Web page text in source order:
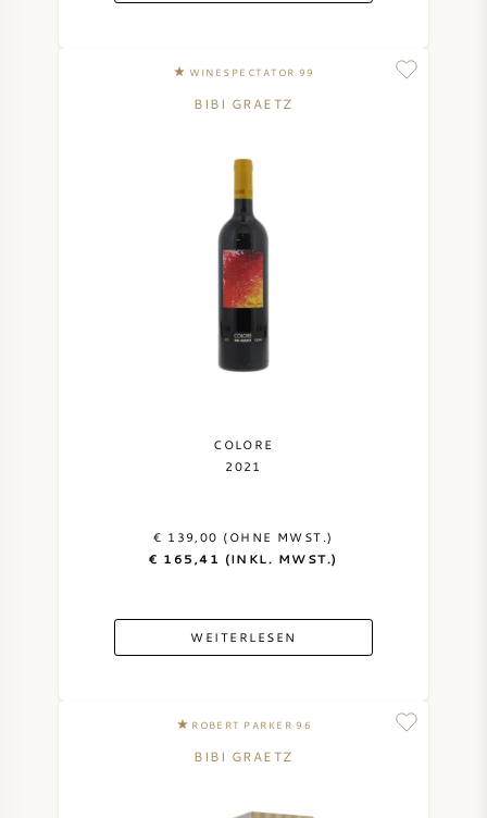
WINESPECTATOR 99
BIBI GRAETZ
COLORE
2021
€ 139,00 (OHNE MWST.)
€ 165,41 (INKL. MWST.)
WEITERLESEN
ROBERT PARKER 96
BIBI GRAETZ